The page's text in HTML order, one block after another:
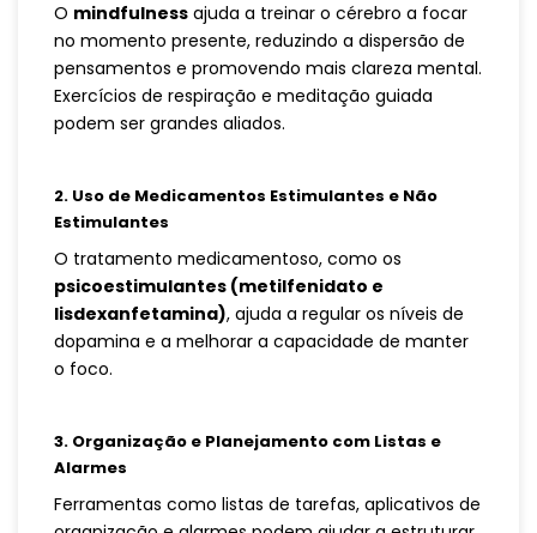
O mindfulness ajuda a treinar o cérebro a focar
no momento presente, reduzindo a dispersão de
pensamentos e promovendo mais clareza mental.
Exercícios de respiração e meditação guiada
podem ser grandes aliados.
2. Uso de Medicamentos Estimulantes e Não
Estimulantes
O tratamento medicamentoso, como os
psicoestimulantes (metilfenidato e
lisdexanfetamina), ajuda a regular os níveis de
dopamina e a melhorar a capacidade de manter
o foco.
3. Organização e Planejamento com Listas e
Alarmes
Ferramentas como listas de tarefas, aplicativos de